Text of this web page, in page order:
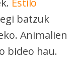
Estilo
batzuk
Animalien
bideo hau.